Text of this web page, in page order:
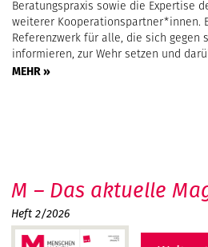
Beratungspraxis sowie die Expertise
weiterer Kooperationspartner*innen.
Referenzwerk für alle, die sich gegen
informieren, zur Wehr setzen und
MEHR »
M – Das aktuelle
Heft 2/2026